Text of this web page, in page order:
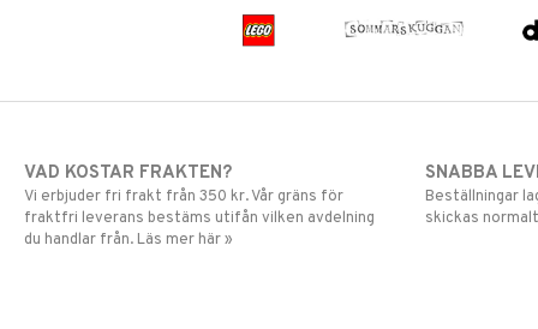
VAD KOSTAR FRAKTEN?
Vi erbjuder fri frakt från 350 kr. Vår gräns för
fraktfri leverans bestäms utifån vilken avdelning
du handlar från. Läs mer här »
SNABBA
Beställningar
skickas